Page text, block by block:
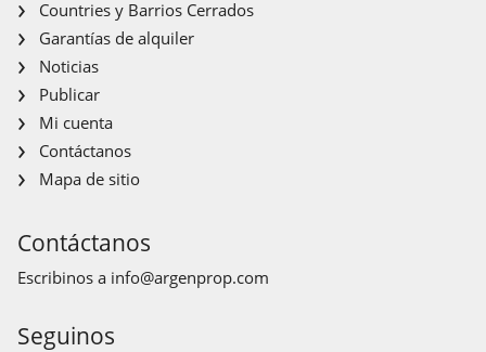
Countries y Barrios Cerrados
Garantías de alquiler
Noticias
Publicar
Mi cuenta
Contáctanos
Mapa de sitio
Contáctanos
Escribinos a info@argenprop.com
Seguinos